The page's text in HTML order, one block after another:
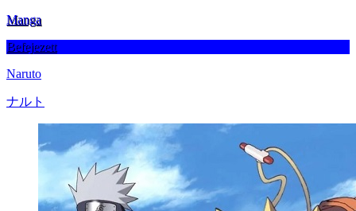
Manga
Befejezett
Naruto
ナルト